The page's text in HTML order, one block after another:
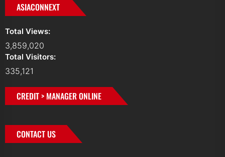
ASIACONNEXT
Total Views:
3,859,020
Total Visitors:
335,121
CREDIT > MANAGER ONLINE
CONTACT US